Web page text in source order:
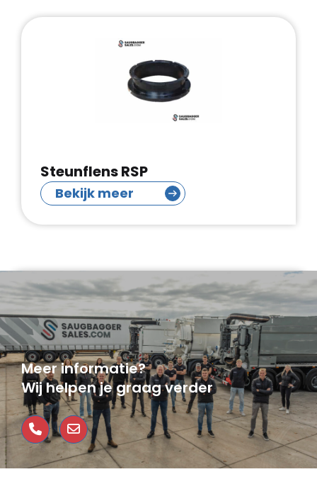
Steunflens RSP
Bekijk meer
Meer informatie?
Wij helpen je graag verder